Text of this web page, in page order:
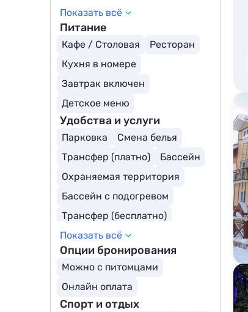
Загородные отели
Показать всё
Питание
Кафе / Столовая
Ресторан
Кухня в номере
Завтрак включен
Детское меню
Удобства и услуги
Парковка
Смена белья
Трансфер (платно)
Бассейн
Охраняемая территория
Бассейн с подогревом
Трансфер (бесплатно)
Собственный пляж
Открытый бассейн
Показать всё
Опции бронирования
Можно с питомцами
Онлайн оплата
Спорт и отдых